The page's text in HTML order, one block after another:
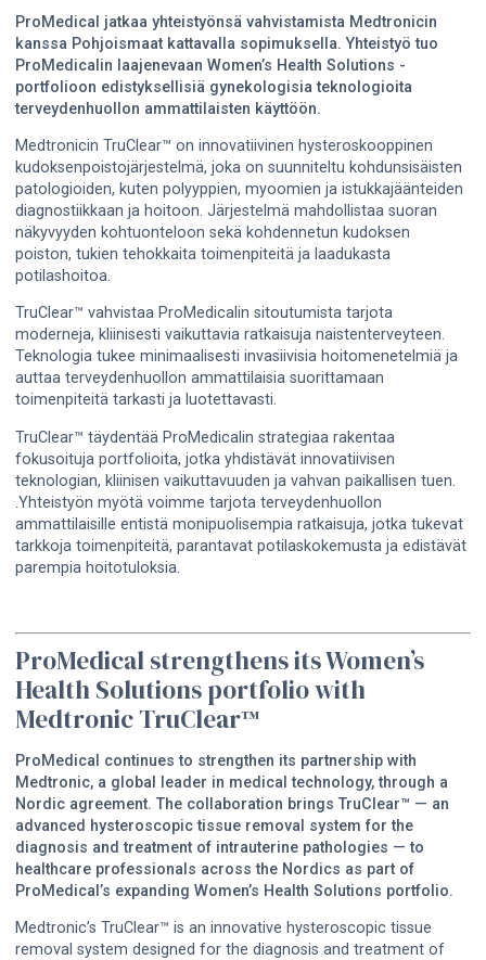
ProMedical jatkaa yhteistyönsä vahvistamista Medtronicin
kanssa Pohjoismaat kattavalla sopimuksella. Yhteistyö tuo
ProMedicalin laajenevaan Women’s Health Solutions -
portfolioon edistyksellisiä gynekologisia teknologioita
terveydenhuollon ammattilaisten käyttöön.
Medtronicin TruClear™ on innovatiivinen hysteroskooppinen
kudoksenpoistojärjestelmä, joka on suunniteltu kohdunsisäisten
patologioiden, kuten polyyppien, myoomien ja istukkajäänteiden
diagnostiikkaan ja hoitoon. Järjestelmä mahdollistaa suoran
näkyvyyden kohtuonteloon sekä kohdennetun kudoksen
poiston, tukien tehokkaita toimenpiteitä ja laadukasta
potilashoitoa.
TruClear™ vahvistaa ProMedicalin sitoutumista tarjota
moderneja, kliinisesti vaikuttavia ratkaisuja naistenterveyteen.
Teknologia tukee minimaalisesti invasiivisia hoitomenetelmiä ja
auttaa terveydenhuollon ammattilaisia suorittamaan
toimenpiteitä tarkasti ja luotettavasti.
TruClear™ täydentää ProMedicalin strategiaa rakentaa
fokusoituja portfolioita, jotka yhdistävät innovatiivisen
teknologian, kliinisen vaikuttavuuden ja vahvan paikallisen tuen.
.Yhteistyön myötä voimme tarjota terveydenhuollon
ammattilaisille entistä monipuolisempia ratkaisuja, jotka tukevat
tarkkoja toimenpiteitä, parantavat potilaskokemusta ja edistävät
parempia hoitotuloksia.
ProMedical strengthens its Women’s
Health Solutions portfolio with
Medtronic TruClear™
ProMedical continues to strengthen its partnership with
Medtronic, a global leader in medical technology, through a
Nordic agreement. The collaboration brings TruClear™ — an
advanced hysteroscopic tissue removal system for the
diagnosis and treatment of intrauterine pathologies — to
healthcare professionals across the Nordics as part of
ProMedical’s expanding Women’s Health Solutions portfolio.
Medtronic’s TruClear™ is an innovative hysteroscopic tissue
removal system designed for the diagnosis and treatment of